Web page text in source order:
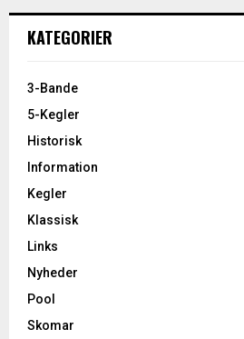
KATEGORIER
3-Bande
5-Kegler
Historisk
Information
Kegler
Klassisk
Links
Nyheder
Pool
Skomar